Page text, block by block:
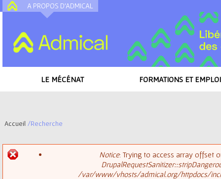
A PROPOS D'ADMICAL
LE MÉCÉNAT FORMATIONS ET
Accueil /Recherche
Notice: Trying to access array offset
/var/www/vhosts/admical.org/httpdocs/